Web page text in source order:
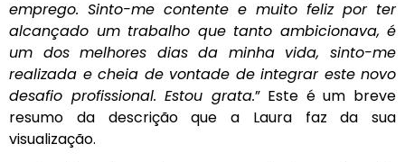
emprego. Sinto-me contente e muito feliz por ter
alcançado um trabalho que tanto ambicionava, é
um dos melhores dias da minha vida, sinto-me
realizada e cheia de vontade de integrar este novo
desafio profissional. Estou grata.” Este é um breve
resumo da descrição que a Laura faz da sua
visualização.